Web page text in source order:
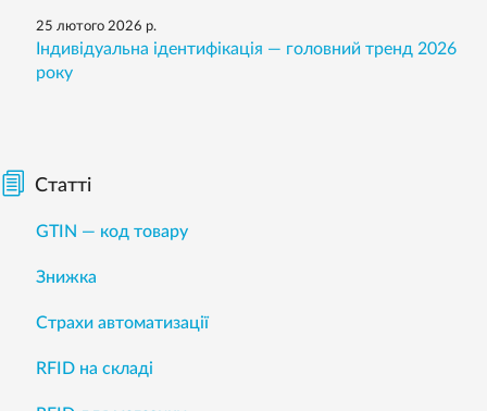
25 лютого 2026 р.
Індивідуальна ідентифікація — головний тренд 2026
року
Статті
GTIN — код товару
Знижка
Страхи автоматизації
RFID на складі